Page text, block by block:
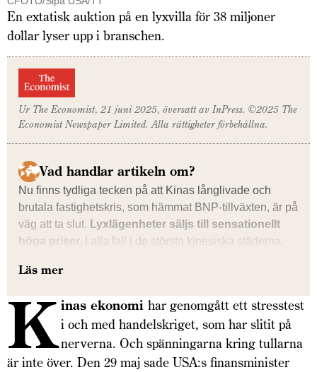
En extatisk auktion på en lyxvilla för 38 miljoner
dollar lyser upp i branschen.
Ur The Economist, 21 juni 2025, översatt av InPress. ©2025 The
EconomistNewspaper Limited. Alla rättigheter förbehållna.
Vad handlar artikeln om?
Nu finns tydliga tecken på att Kinas långlivade och
brutala fastighetskris, som hämmat BNP-tillväxten, är på
väg att ta slut. Lyxlägenheter säljs till sensationellt
höga priser.
I alla fall i de största kinesiska städerna.
Läs mer
K inas ekonomi har genomgått ett stresstest
i och med handelskriget, som har slitit på
nerverna. Och spänningarna kring tullarna
är inte över. Den 29 maj sade USA:s finansminister